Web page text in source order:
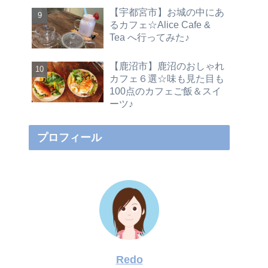
【宇都宮市】お城の中にあ
るカフェ☆Alice Cafe &
Tea へ行ってみた♪
【鹿沼市】鹿沼のおしゃれ
カフェ６選☆味も見た目も
100点のカフェご飯＆スイ
ーツ♪
プロフィール
Redo